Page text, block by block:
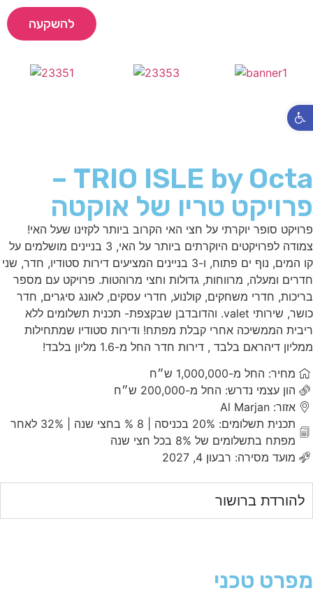
להשקעה
TRIO ISLE by Octa –
פרויקט טריו של אוקטה
פרויקט סופר יוקרתי על חצי האי הקרוב ביותר לקזינו שעל האי!
צמודה לפרויקטים היוקרתים ביותר על האי, 3 בניינים מושלמים על
קו המים, נוף ים פתוח, ו-3 בניינים המציעים דירות סטודיו, חדר, שני
חדרים ומעלה, מרווחות, גדולות וחצי מרוהטות. פרויקט עם מספר
בריכות, חדרי משחקים, קולנוע, חדרי עסקים, לאונג סיגרים, חדר
כושר, שירותי valet. והדובדבן שבקצפת- תכנית תשלומים ללא
ריבית הממשיכה אחרי קבלת מפתח! ודירות סטודיו שמתחילות
ממליון דיהראם בלבד , דירות חדר החל מ-1.6 מליון בלבד!
מחיר: החל מ-1,000,000 ש״ח
הון עצמי נדרש: החל מ-200,000 ש״ח
אזור: Al Marjan
תכנית תשלומים: 20% בכניסה | 8 % בחצי שנה | 32% לאחר
מפתח בתשלומים של 8% בכל חצי שנה
מועד מסירה: רבעון 4, 2027
להורדת ברושור
מפרט טכני
פתח סרגל נגישות